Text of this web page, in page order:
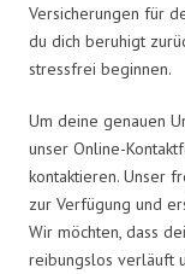
Versicherungen für
du dich beruhigt
stressfrei beginnen.
Um deine genauen
unser Online-
kontaktieren. Unser
zur Verfügung und
Wir möchten, dass
reibungslos verläuft